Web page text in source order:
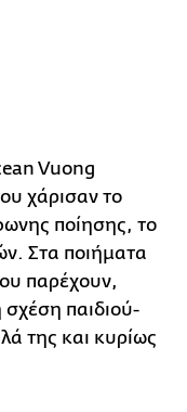
Vuong
χάρισαν το
ποίησης, το
Στα ποιήματα
παρέχουν,
παιδιού-
της και κυρίως